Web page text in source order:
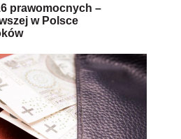
prawomocnych –
w Polsce